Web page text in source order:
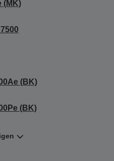
(MK)
(BK)
(BK)